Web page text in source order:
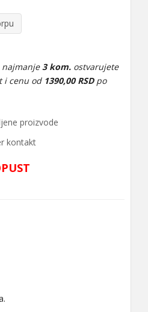
najmanje3 kom. ostvarujete
i cenu od 1390,00 RSDpo
proizvode
kontakt